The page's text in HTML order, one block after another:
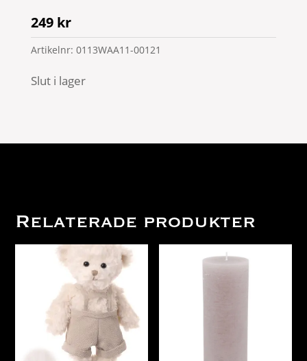
249 kr
Artikelnr: 0113WAA11-00121
Slut i lager
Relaterade produkter